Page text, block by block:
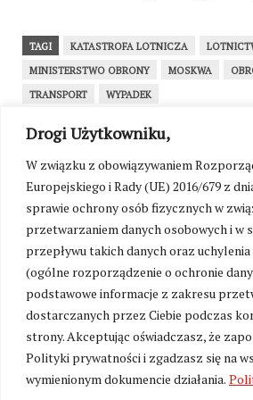
Drogi Użytkowniku,
W związku z obowiązywaniem
Europejskiego i Rady (UE) 2016/679 z
sprawie ochrony osób fizycznych w
przetwarzaniem danych osobowych i w
przepływu takich danych oraz
(ogólne rozporządzenie o ochronie
podstawowe informacje z zakresu
dostarczanych przez Ciebie podczas
strony. Akceptując oświadczasz, że
Polityki prywatności i zgadzasz się na
wymienionym dokumencie działania.
TAGI KATASTROFA LOTNICZA
MINISTERSTWO OBRONY
MOSKWA
TRANSPORT
WYPADEK
SEKCJA KOMENTARZY
NIEDOSTĘPNA
W związku z przygotowaniami
platformy wsparcia portalu
z zalewem toksycznych treści,
komentowania została czasowo
wkrótce przywrócimy sekcję
kulturalnej formule – jako
wyłącznie dla naszych stałych
Patronów wspierających